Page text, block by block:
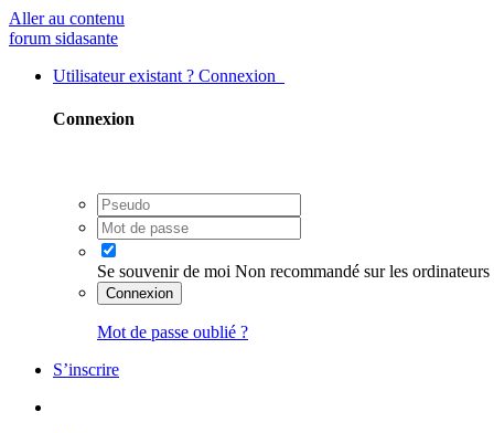
Aller au contenu
forum sidasante
Utilisateur existant ? Connexion
Connexion
Se souvenir de moi Non recommandé sur les ordinateurs
Connexion
Mot de passe oublié ?
S’inscrire